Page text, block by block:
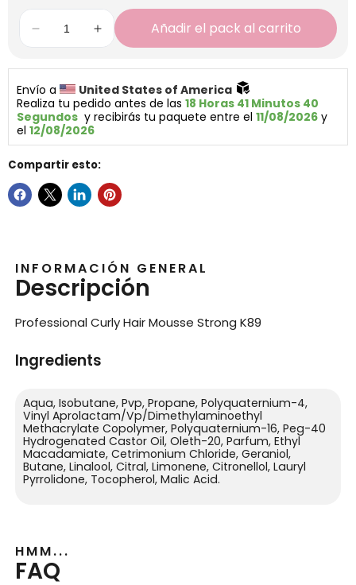
Añadir el pack al carrito
Envío a
United States of America
Realiza tu pedido antes de las 18 Horas 41 Minutos 40
Segundos
  y recibirás tu paquete entre el
11/08/2026 y
el 12/08/2026
Compartir esto:
INFORMACIÓN GENERAL
Descripción
Professional Curly Hair Mousse Strong K89
Ingredients
Aqua, Isobutane, Pvp, Propane, Polyquaternium-4,
Vinyl Aprolactam/Vp/Dimethylaminoethyl
Methacrylate Copolymer, Polyquaternium-16, Peg-40
Hydrogenated Castor Oil, Oleth-20, Parfum, Ethyl
Macadamiate, Cetrimonium Chloride, Geraniol,
Butane, Linalool, Citral, Limonene, Citronellol, Lauryl
Pyrrolidone, Tocopherol, Malic Acid.
HMM...
FAQ